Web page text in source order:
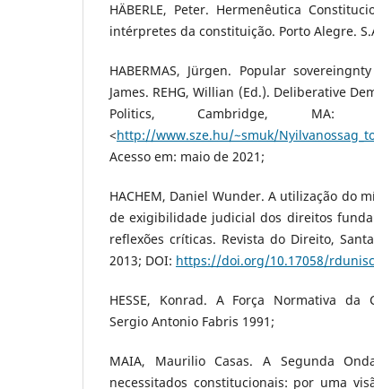
HÄBERLE, Peter. Hermenêutica
intérpretes da constituição. Porto Alegre.
HABERMAS, Jürgen. Popular
James. REHG, Willian (Ed.). Deliberative
Politics, Cambridge, MA:
<http://www.sze.hu/~smuk/
Acesso em: maio de 2021;
HACHEM, Daniel Wunder. A utilização do
de exigibilidade judicial dos direitos
reflexões críticas. Revista do Direito,
2013; DOI: https://doi.org/10.17058/
HESSE, Konrad. A Força Normativa da
Sergio Antonio Fabris 1991;
MAIA, Maurilio Casas. A Segunda
necessitados constitucionais: por uma